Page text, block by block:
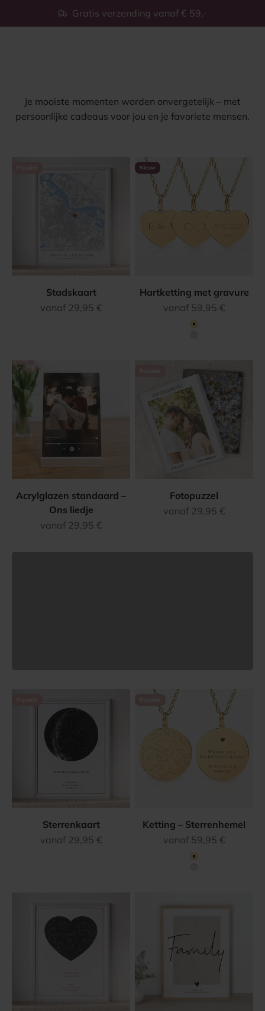
Gratis verzending vanaf € 59,-
Je mooiste momenten worden onvergetelijk – met
persoonlijke cadeaus voor jou en je favoriete mensen.
Stadskaart
Aanbiedingsprijs
vanaf 29,95 €
Nieuw
Hartketting met gravure
Aanbiedingsprijs
vanaf 59,95 €
Kleur
Acrylglazen standaard –
Ons liedje
Aanbiedingsprijs
vanaf 29,95 €
Fotopuzzel
Aanbiedingsprijs
vanaf 29,95 €
Sterrenkaart
Aanbiedingsprijs
vanaf 29,95 €
Ketting – Sterrenhemel
Aanbiedingsprijs
vanaf 59,95 €
Kleur